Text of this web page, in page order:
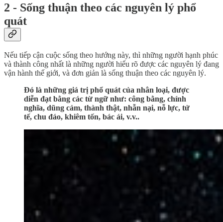
2 - Sống thuận theo các nguyên lý phổ
quát
Nếu tiếp cận cuộc sống theo hướng này, thì những người hạnh phúc
và thành công nhất là những người hiểu rõ được các nguyên lý đang
vận hành thế giới, và đơn giản là sống thuận theo các nguyên lý.
Đó là những giá trị phổ quát của nhân loại, được
diễn đạt bằng các từ ngữ như: công bằng, chính
nghĩa, dũng cảm, thành thật, nhẫn nại, nỗ lực, tử
tế, chu đáo, khiêm tốn, bác ái, v.v..